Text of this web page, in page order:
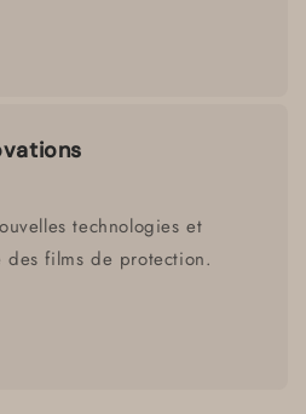
technologies et
des films de protection.